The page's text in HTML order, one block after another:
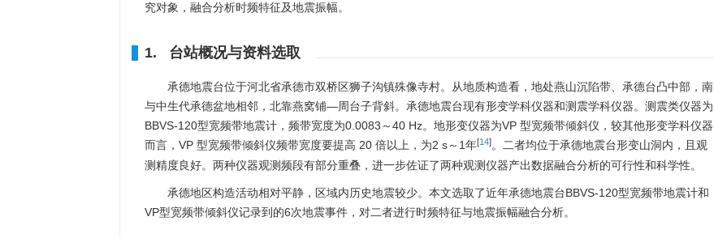
究对象，融合分析时频特征及地震振幅。
1. 台站概况与资料选取
承德地震台位于河北省承德市双桥区狮子沟镇殊像寺村。从地质构造看，地处燕山沉陷带、承德台凸中部，南
与中生代承德盆地相邻，北靠燕窝铺—周台子背斜。承德地震台现有形变学科仪器和测震学科仪器。测震类仪器为
BBVS-120型宽频带地震计，频带宽度为0.0083 ～40 Hz。地形变仪器为VP 型宽频带倾斜仪，较其他形变学科仪器
而言，VP 型宽频带倾斜仪频带宽度要提高 20 倍以上，为2 s～1年[14]。二者均位于承德地震台形变山洞内，且观
测精度良好。两种仪器观测频段有部分重叠，进一步佐证了两种观测仪器产出数据融合分析的可行性和科学性。
承德地区构造活动相对平静，区域内历史地震较少。本文选取了近年承德地震台BBVS-120型宽频带地震计和
VP型宽频带倾斜仪记录到的6次地震事件，对二者进行时频特征与地震振幅融合分析。